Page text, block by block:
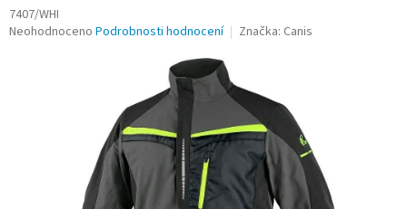
7407/WHI
Průměrné
Neohodnoceno Podrobnosti hodnocení Značka: Canis